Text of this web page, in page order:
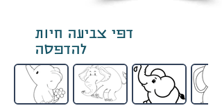
דפי צביעה חיות